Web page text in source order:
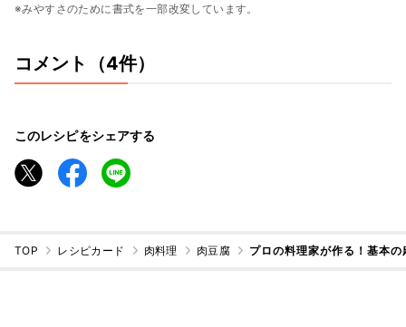
※みやすさのために書式を一部改変しています。
コメント（4件）
このレシピをシェアする
TOP レシピカード 肉料理 肉豆腐 プロの料理家が作る！基本の